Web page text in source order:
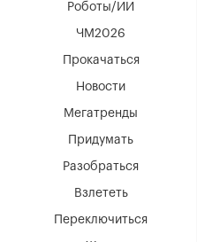
Мегатренды
Придумать
Разобраться
Взлететь
Новости
Переключиться
Роботы/ИИ
ЧМ2026
Прокачаться